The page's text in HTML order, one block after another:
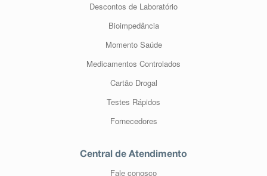
Descontos de Laboratório
Bioimpedância
Momento Saúde
Medicamentos Controlados
Cartão Drogal
Testes Rápidos
Fornecedores
Central de Atendimento
Fale conosco